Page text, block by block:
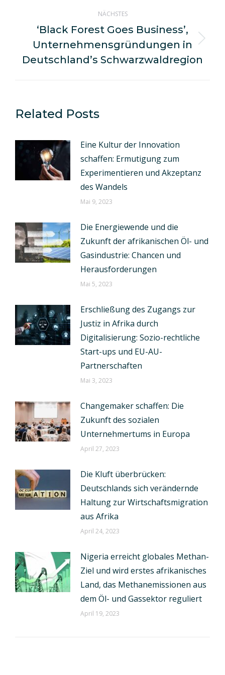
NÄCHSTES
Nächster
Beitrag:
‘Black Forest Goes Business’,
Unternehmensgründungen in
Deutschland’s Schwarzwaldregion
Related Posts
Eine Kultur der Innovation
schaffen: Ermutigung zum
Experimentieren und Akzeptanz
des Wandels
Mai 9, 2023
Die Energiewende und die
Zukunft der afrikanischen Öl- und
Gasindustrie: Chancen und
Herausforderungen
Mai 5, 2023
Erschließung des Zugangs zur
Justiz in Afrika durch
Digitalisierung: Sozio-rechtliche
Start-ups und EU-AU-
Partnerschaften
Mai 3, 2023
Changemaker schaffen: Die
Zukunft des sozialen
Unternehmertums in Europa
April 27, 2023
Die Kluft überbrücken:
Deutschlands sich verändernde
Haltung zur Wirtschaftsmigration
aus Afrika
April 24, 2023
Nigeria erreicht globales Methan-
Ziel und wird erstes afrikanisches
Land, das Methanemissionen aus
dem Öl- und Gassektor reguliert
April 19, 2023